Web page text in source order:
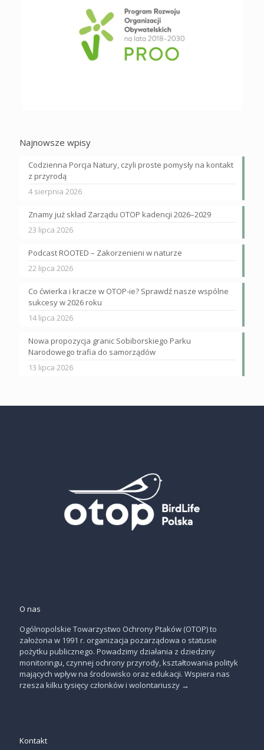
Najnowsze wpisy
Codzienna Porcja Natury, czyli proste pomysły na kontakt
z przyrodą
4 sierpnia 2026
Znamy już skład Zarządu OTOP kadencji 2026–2029
23 lipca 2026
Podcast ROOTED – Zakorzenieni w naturze
22 lipca 2026
Co ćwierka i kracze w OTOP-ie? Sprawdź nasze wspólne
sukcesy w 2026 roku
14 lipca 2026
Nowa propozycja granic Sobiborskiego Parku
Narodowego trafia do samorządów
13 lipca 2026
O nas
Ogólnopolskie Towarzystwo Ochrony Ptaków (OTOP) to
założona w 1991 r. organizacja pozarządowa o statusie
pożytku publicznego. Powadzimy działania z dziedziny
monitoringu, czynnej ochrony przyrody, kształtowania polityk
mających wpływ na środowisko oraz edukacji. Wspiera nas
rzesza kilku tysięcy członków i wolontariuszy →
Kontakt